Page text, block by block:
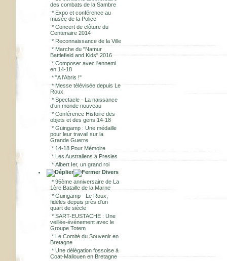
des combats de la Sambre
* Expo et conférence au
musée de la Police
* Concert de clôture du
Centenaire 2014
* Reconnaissance de la Ville
* Marche du "Namur
Battlefield and Kids" 2016
* Composer avec l'ennemi
en 14-18
* "A l'Abris !"
* Messe télévisée depuis Le
Roux
* Spectacle - La naissance
d'un monde nouveau
* Conférence Histoire des
objets et des gens 14-18
* Guingamp : Une médaille
pour leur travail sur la
Grande Guerre
* 14-18 Pour Mémoire
* Les Australiens à Presles
* Albert Ier, un grand roi
Divers
* 95ème anniversaire de La
1ère Bataille de la Marne
* Guingamp - Le Roux,
fidèles depuis près d'un
quart de siècle
* SART-EUSTACHE : Une
veillée-événement avec le
Groupe Totem
* Le Comité du Souvenir en
Bretagne
* Une délégation fossoise à
Coat-Mallouen en Bretagne